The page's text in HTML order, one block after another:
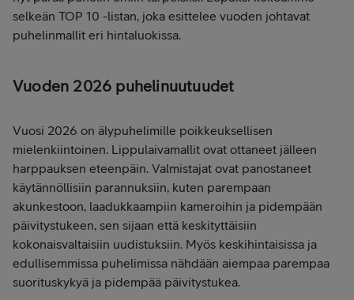
selkeän TOP 10 -listan, joka esittelee vuoden johtavat
puhelinmallit eri hintaluokissa.
Vuoden 2026 puhelinuutuudet
Vuosi 2026 on älypuhelimille poikkeuksellisen
mielenkiintoinen. Lippulaivamallit ovat ottaneet jälleen
harppauksen eteenpäin. Valmistajat ovat panostaneet
käytännöllisiin parannuksiin, kuten parempaan
akunkestoon, laadukkaampiin kameroihin ja pidempään
päivitystukeen, sen sijaan että keskityttäisiin
kokonaisvaltaisiin uudistuksiin. Myös keskihintaisissa ja
edullisemmissa puhelimissa nähdään aiempaa parempaa
suorituskykyä ja pidempää päivitystukea.